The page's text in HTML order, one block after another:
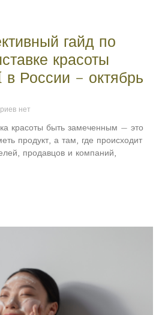
гайд по
красоты
России – октябрь
нет
красоты быть замеченным — это
продукт, а там, где происходит
продавцов и компаний,